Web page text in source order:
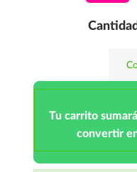
Cantidad
Tu carrito
convertir